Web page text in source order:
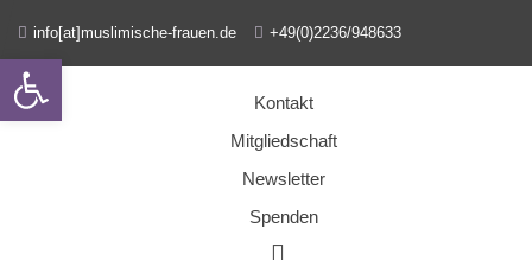
info[at]muslimische-frauen.de +49(0)2236/948633
Kontakt
Mitgliedschaft
Newsletter
Spenden
Open toolbar